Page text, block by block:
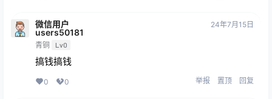
微信用户
users50181
青铜 Lv0
24年7月15日
搞钱搞钱
0 0 举报 置顶 回复